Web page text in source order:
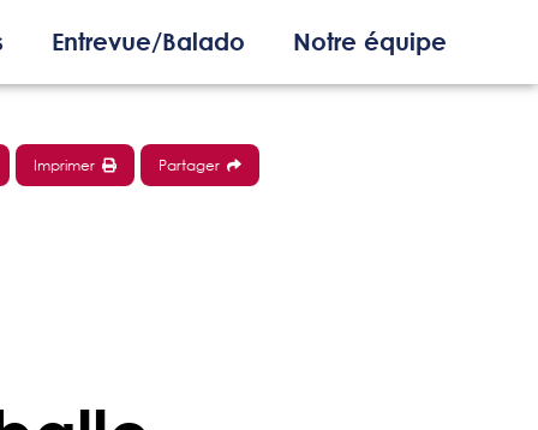
Entrevue/Balado Notre équipe
Imprimer Partager